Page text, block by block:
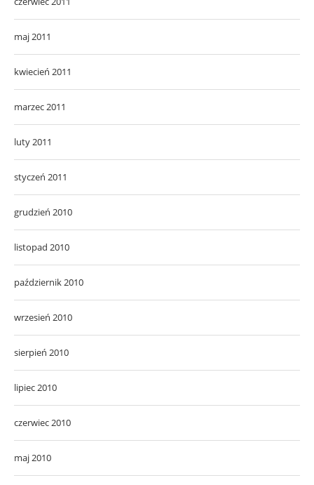
maj 2011
kwiecień 2011
marzec 2011
luty 2011
styczeń 2011
grudzień 2010
listopad 2010
październik 2010
wrzesień 2010
sierpień 2010
lipiec 2010
czerwiec 2010
maj 2010